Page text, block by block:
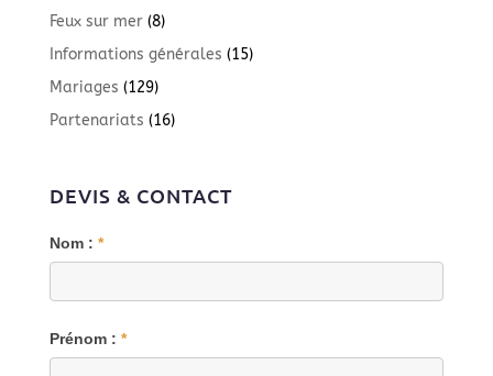
Feux sur mer(8)
Informations générales (15)
Mariages (129)
Partenariats (16)
DEVIS & CONTACT
Blog
Nom : *
Prénom : *